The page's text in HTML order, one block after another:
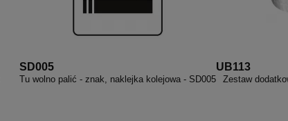
SD005
Tu wolno palić - znak, naklejka kolejowa - SD005
UB113
Zestaw